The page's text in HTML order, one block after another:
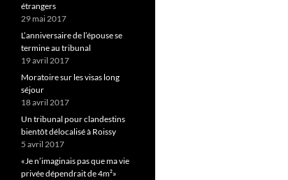
étrangers
29 mai 2017
L’anniversaire de l’épouse se
termine au tribunal
19 avril 2017
Moratoire sur les visas long
séjour
18 avril 2017
Un tribunal pour clandestins
bientôt délocalisé à Roissy
5 avril 2017
«Je n’imaginais pas que ma vie
privée dépendrait de 4m²»